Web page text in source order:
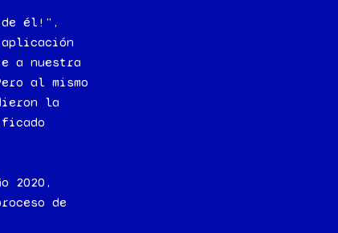
de él!",
a nuestra
al mismo
la
2020,
de